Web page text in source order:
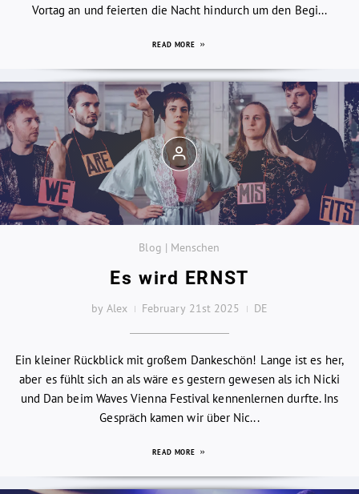
Vortag an und feierten die Nacht hindurch um den Begi...
READ MORE
Blog | Menschen
Es wird ERNST
by Alex February 21st 2025 DE
Ein kleiner Rückblick mit großem Dankeschön! Lange ist es her,
aber es fühlt sich an als wäre es gestern gewesen als ich Nicki
und Dan beim Waves Vienna Festival kennenlernen durfte. Ins
Gespräch kamen wir über Nic...
READ MORE